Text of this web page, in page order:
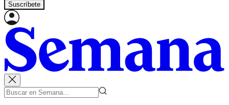
Suscríbete